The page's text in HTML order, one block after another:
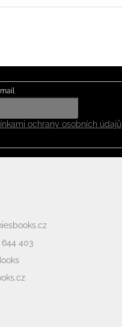
ochrany osobních údajů
644 403